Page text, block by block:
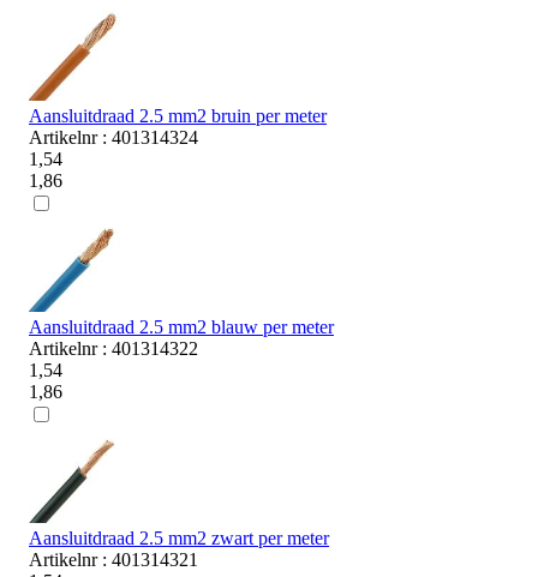
Aansluitdraad 2.5 mm2 bruin per meter
Artikelnr : 401314324
1,54
1,86
Aansluitdraad 2.5 mm2 blauw per meter
Artikelnr : 401314322
1,54
1,86
Aansluitdraad 2.5 mm2 zwart per meter
Artikelnr : 401314321